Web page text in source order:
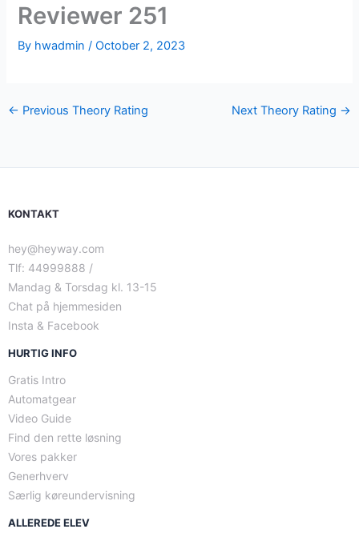
Reviewer 251
By hwadmin/October 2, 2023
← Previous Theory Rating Next Theory Rating →
KONTAKT
hey@heyway.com
Tlf: 44999888 /
Mandag & Torsdag kl. 13-15
Chat på hjemmesiden
Insta & Facebook
HURTIG INFO
Gratis Intro
Automatgear
Video Guide
Find den rette løsning
Vores pakker
Generhverv
Særlig køreundervisning
ALLEREDE ELEV